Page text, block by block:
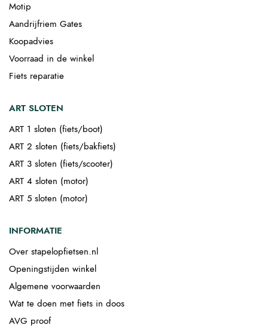
Motip
Aandrijfriem Gates
Koopadvies
Voorraad in de winkel
Fiets reparatie
ART SLOTEN
ART 1 sloten (fiets/boot)
ART 2 sloten (fiets/bakfiets)
ART 3 sloten (fiets/scooter)
ART 4 sloten (motor)
ART 5 sloten (motor)
INFORMATIE
Over stapelopfietsen.nl
Openingstijden winkel
Algemene voorwaarden
Wat te doen met fiets in doos
AVG proof